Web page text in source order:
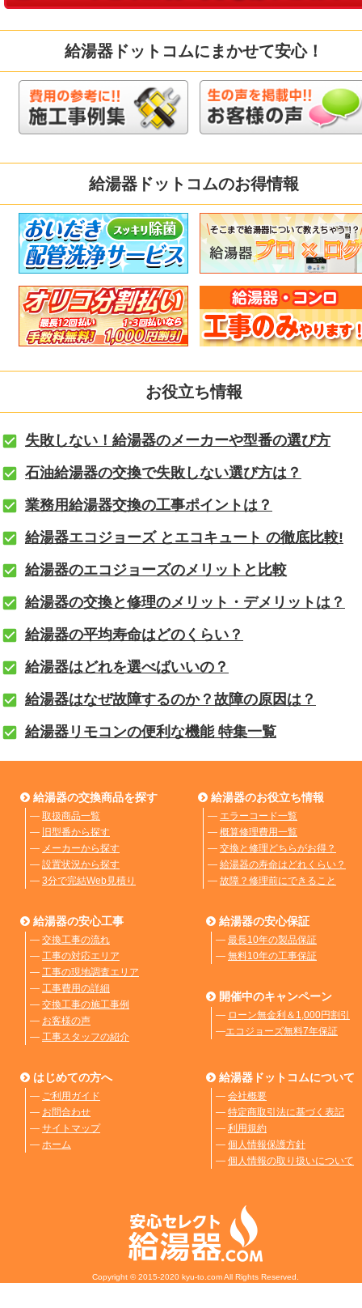
給湯器ドットコムにまかせて安心！
給湯器ドットコムのお得情報
お役立ち情報
失敗しない！給湯器のメーカーや型番の選び方
石油給湯器の交換で失敗しない選び方は？
業務用給湯器交換の工事ポイントは？
給湯器エコジョーズ とエコキュート の徹底比較!
給湯器のエコジョーズのメリットと比較
給湯器の交換と修理のメリット・デメリットは？
給湯器の平均寿命はどのくらい？
給湯器はどれを選べばいいの？
給湯器はなぜ故障するのか？故障の原因は？
給湯器リモコンの便利な機能 特集一覧
給湯器の交換商品を探す
― 取扱商品一覧
― 旧型番から探す
― メーカーから探す
― 設置状況から探す
― 3分で完結Web見積り
給湯器のお役立ち情報
― エラーコード一覧
― 概算修理費用一覧
― 交換と修理どちらがお得？
― 給湯器の寿命はどれくらい？
― 故障？修理前にできること
給湯器の安心工事
― 交換工事の流れ
― 工事の対応エリア
― 工事の現地調査エリア
― 工事費用の詳細
― 交換工事の施工事例
― お客様の声
― 工事スタッフの紹介
給湯器の安心保証
― 最長10年の製品保証
― 無料10年の工事保証
開催中のキャンペーン
― ローン無金利＆1,000円割引
―エコジョーズ無料7年保証
はじめての方へ
― ご利用ガイド
― お問合わせ
― サイトマップ
― ホーム
給湯器ドットコムについて
― 会社概要
― 特定商取引法に基づく表記
― 利用規約
― 個人情報保護方針
― 個人情報の取り扱いについて
Copyright © 2015-2020 kyu-to.com All Rights Reserved.